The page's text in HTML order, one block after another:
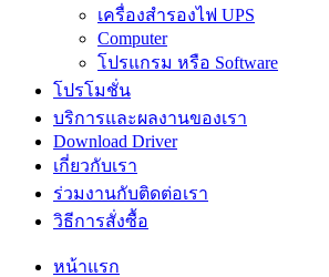
เครื่องสำรองไฟ UPS
Computer
โปรแกรม หรือ Software
โปรโมชั่น
บริการและผลงานของเรา
Download Driver
เกี่ยวกับเรา
ร่วมงานกับติดต่อเรา
วิธีการสั่งซื้อ
หน้าแรก